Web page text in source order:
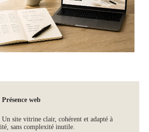
Présence web
Un site vitrine clair, cohérent et adapté à
sans complexité inutile.